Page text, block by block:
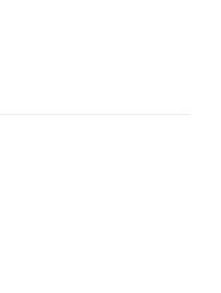
rundt er rikt på